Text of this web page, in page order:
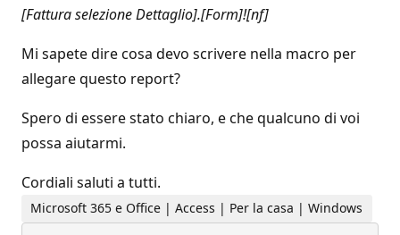
[Fattura selezione Dettaglio].[Form]![nf]
Mi sapete dire cosa devo scrivere nella macro per
allegare questo report?
Spero di essere stato chiaro, e che qualcuno di voi
possa aiutarmi.
Cordiali saluti a tutti.
Microsoft 365 e Office | Access | Per la casa | Windows